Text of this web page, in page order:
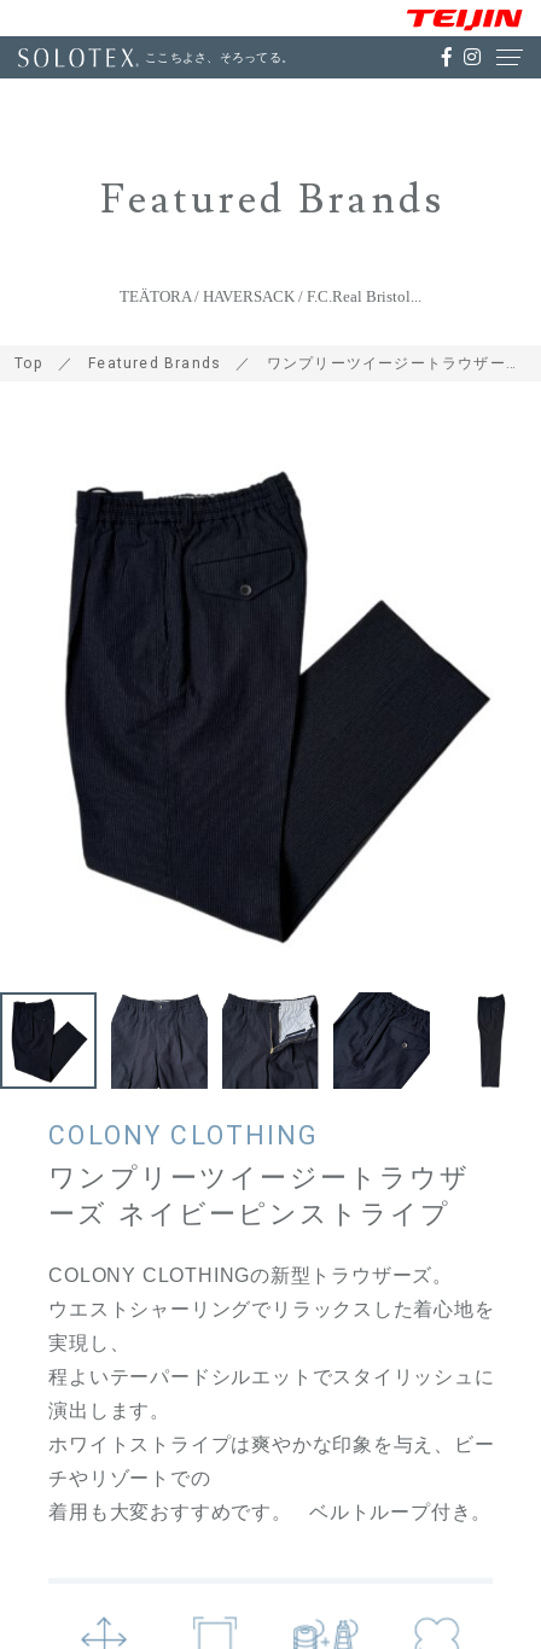
ここちよさ、そろってる。
Featured Brands
TEÄTORA / HAVERSACK / F.C.Real Bristol...
Top Featured Brands ワンプリーツイージートラウザーズ ネイビーピンストライプ
COLONY CLOTHING
ワンプリーツイージートラウザ
ーズ ネイビーピンストライプ
COLONY CLOTHINGの新型トラウザーズ。
ウエストシャーリングでリラックスした着心地を
実現し、
程よいテーパードシルエットでスタイリッシュに
演出します。
ホワイトストライプは爽やかな印象を与え、ビー
チやリゾートでの
着用も大変おすすめです。 ベルトループ付き。